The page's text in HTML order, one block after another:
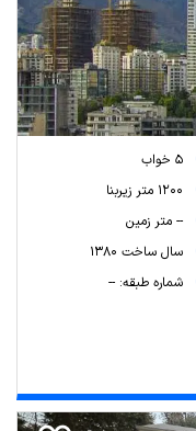
5 خواب
1200 متر زیربنا
-- متر زمین
سال ساخت 1380
شماره طبقه: --